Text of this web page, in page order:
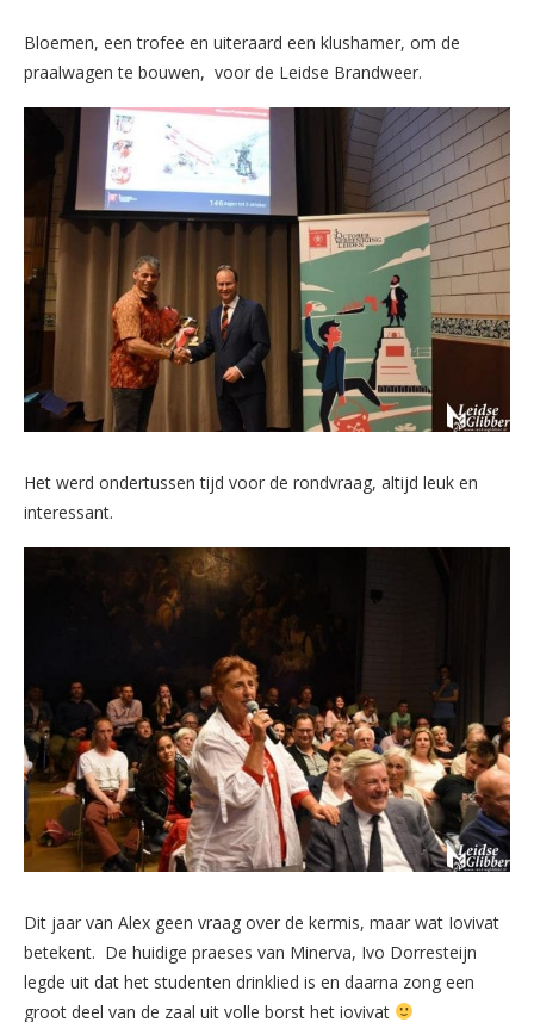
Bloemen, een trofee en uiteraard een klushamer, om de
praalwagen te bouwen, voor de Leidse Brandweer.
Het werd ondertussen tijd voor de rondvraag, altijd leuk en
interessant.
Dit jaar van Alex geen vraag over de kermis, maar wat Iovivat
betekent. De huidige praeses van Minerva, Ivo Dorresteijn
legde uit dat het studenten drinklied is en daarna zong een
groot deel van de zaal uit volle borst het iovivat